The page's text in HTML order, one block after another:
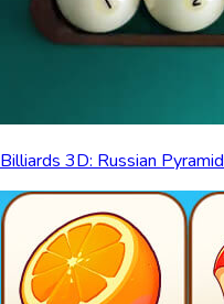
Billiards 3D: Russian Pyramid